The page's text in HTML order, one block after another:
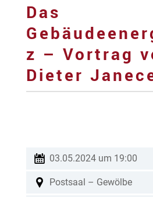
Das
z – Vortrag
Dieter
03.05.2024 um 19:00
Postsaal – Gewölbe